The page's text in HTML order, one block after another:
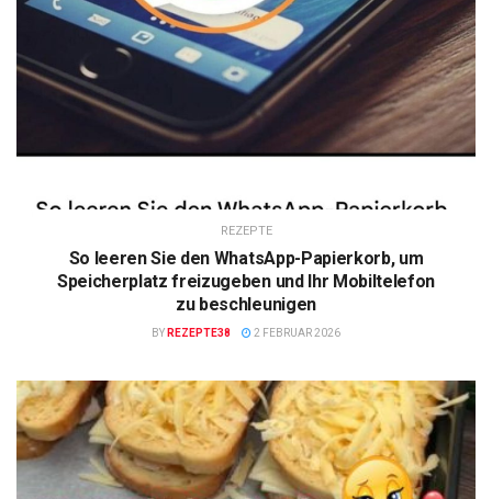
REZEPTE
So leeren Sie den WhatsApp-Papierkorb, um
Speicherplatz freizugeben und Ihr Mobiltelefon
zu beschleunigen
BY REZEPTE38 2 FEBRUAR 2026